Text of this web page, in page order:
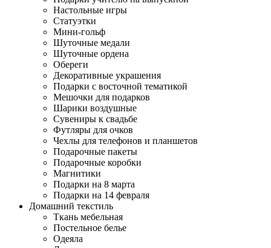
Настольные игры
Статуэтки
Мини-гольф
Шуточные медали
Шуточные ордена
Обереги
Декоративные украшения
Подарки с восточной тематикой
Мешочки для подарков
Шарики воздушные
Сувениры к свадьбе
Футляры для очков
Чехлы для телефонов и планшетов
Подарочные пакеты
Подарочные коробки
Магнитики
Подарки на 8 марта
Подарки на 14 февраля
Домашний текстиль
Ткань мебельная
Постельное белье
Одеяла